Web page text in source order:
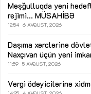
Məşğulluqda yeni
rejimi... MÜSAHİBƏ
12:54 6 AVQUST, 2026
Daşıma xərclərinə
Naxçıvan üçün yeni
11:59 5 AVQUST, 2026
Vergi ödəyicilərinə